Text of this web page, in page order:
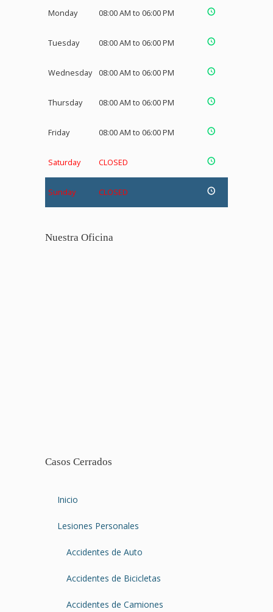
Monday 08:00 AM to 06:00 PM
Tuesday 08:00 AM to 06:00 PM
Wednesday 08:00 AM to 06:00 PM
Thursday 08:00 AM to 06:00 PM
Friday 08:00 AM to 06:00 PM
Saturday CLOSED
Sunday CLOSED
Nuestra Oficina
Casos Cerrados
Inicio
Lesiones Personales
Accidentes de Auto
Accidentes de Bicicletas
Accidentes de Camiones